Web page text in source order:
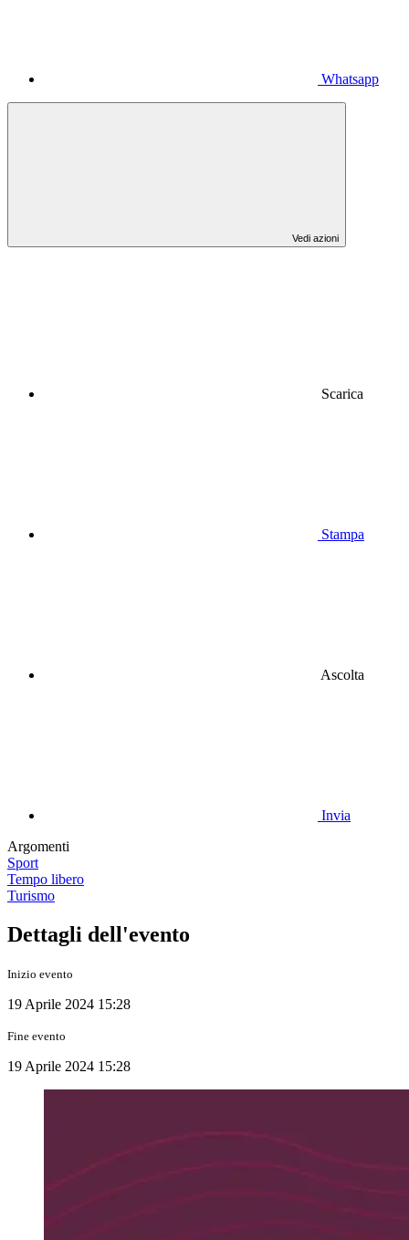
Whatsapp
Vedi azioni
Scarica
Stampa
Ascolta
Invia
Argomenti
Sport
Tempo libero
Turismo
Dettagli dell'evento
Inizio evento
19 Aprile 2024 15:28
Fine evento
19 Aprile 2024 15:28